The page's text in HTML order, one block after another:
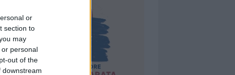
or
section to
may
personal
out of the
downstream